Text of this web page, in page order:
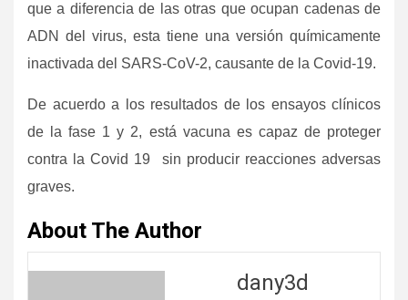
que a diferencia de las otras que ocupan cadenas de
ADN del virus, esta tiene una versión químicamente
inactivada del SARS-CoV-2, causante de la Covid-19.
De acuerdo a los resultados de los ensayos clínicos
de la fase 1 y 2, está vacuna es capaz de proteger
contra la Covid 19 sin producir reacciones adversas
graves.
About The Author
dany3d